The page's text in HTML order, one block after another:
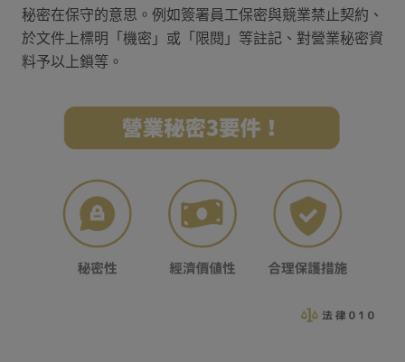
秘密在保守的意思。例如簽署員工保密與競業禁止契約、
於文件上標明「機密」或「限閱」等註記、對營業秘密資
料予以上鎖等。